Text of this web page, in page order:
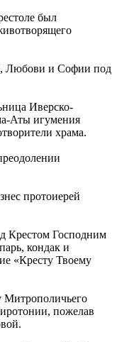
был
Любови и Софии под
Иверско-
Аты игумения
храма.
протоиерей
Крестом Господним
кондак и
«Кресту Твоему
Митрополичьего
пожелав